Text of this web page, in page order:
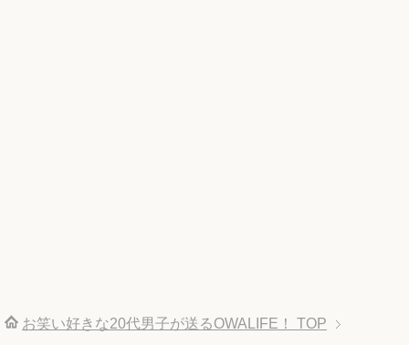
お笑い好きな20代男子が送るOWALIFE！ TOP